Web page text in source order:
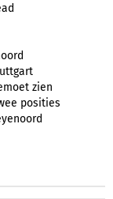
zien
posities